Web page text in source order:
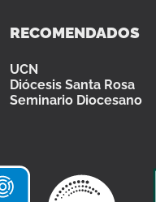
RECOMENDADOS
UCN
Diócesis Santa Rosa
Seminario Diocesano